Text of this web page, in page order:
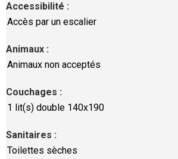
Accessibilité :
Accès par un escalier
Animaux :
Animaux non acceptés
Couchages :
1 lit(s) double 140x190
Sanitaires :
Toilettes sèches